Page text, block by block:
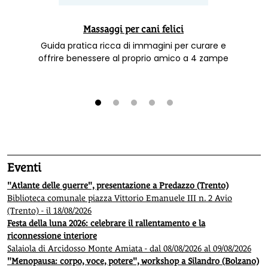
Massaggi per cani felici
Guida pratica ricca di immagini per curare e
offrire benessere al proprio amico a 4 zampe
Eventi
"Atlante delle guerre", presentazione a Predazzo (Trento)
Biblioteca comunale piazza Vittorio Emanuele III n. 2 Avio
(Trento) - il 18/08/2026
Festa della luna 2026: celebrare il rallentamento e la
riconnessione interiore
Salaiola di Arcidosso Monte Amiata - dal 08/08/2026 al 09/08/2026
"Menopausa: corpo, voce, potere", workshop a Silandro (Bolzano)